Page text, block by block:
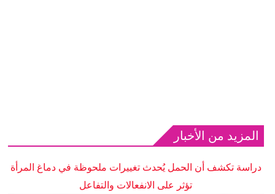
المزيد من الأخبار
دراسة تكشف أن الحمل يُحدث تغييرات ملحوظة في دماغ المرأة
تؤثر على الانفعالات والتفاعل